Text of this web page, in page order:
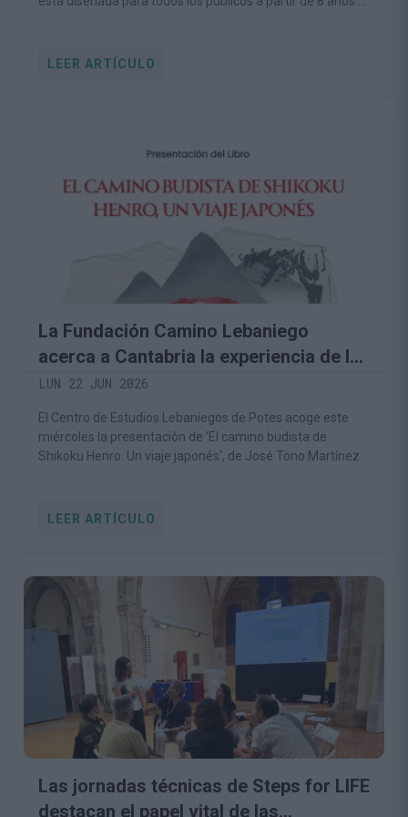
LEER ARTÍCULO
La Fundación Camino Lebaniego
acerca a Cantabria la experiencia de la
gran peregrinación budista de Japón
LUN 22 JUN 2026
El Centro de Estudios Lebaniegos de Potes acoge este
miércoles la presentación de ‘El camino budista de
Shikoku Henro. Un viaje japonés’, de José Tono Martínez
LEER ARTÍCULO
Las jornadas técnicas de Steps for LIFE
destacan el papel vital de las